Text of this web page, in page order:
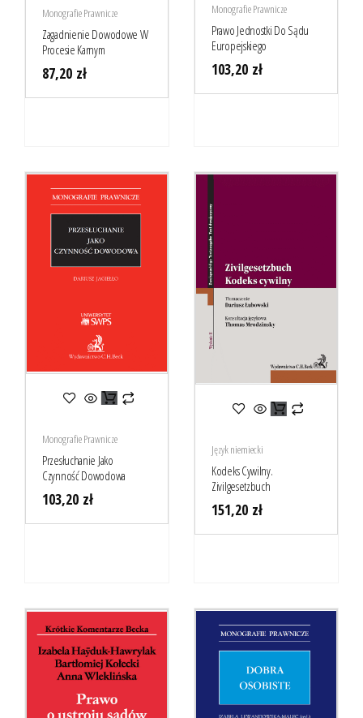
Monografie Prawnicze
Zagadnienie Dowodowe W
Procesie Karnym
87,20 zł
Monografie Prawnicze
Prawo Jednostki Do Sądu
Europejskiego
103,20 zł
Monografie Prawnicze
Przesłuchanie Jako
Czynność Dowodowa
103,20 zł
Język niemiecki
Kodeks Cywilny.
Zivilgesetzbuch
151,20 zł